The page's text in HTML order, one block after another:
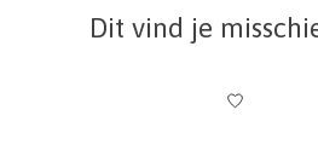
Dit vind je
Items van productcarrousel